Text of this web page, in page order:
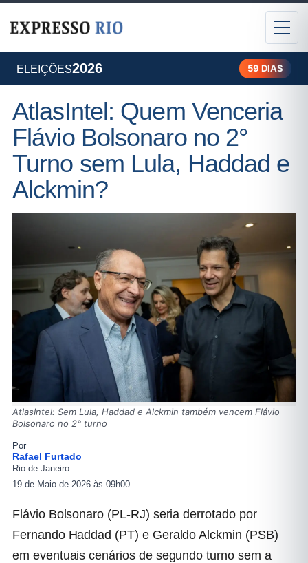
ELEIÇÕES2026 59 DIAS
AtlasIntel: Quem Venceria
Flávio Bolsonaro no 2°
Turno sem Lula, Haddad e
Alckmin?
AtlasIntel: Sem Lula, Haddad e Alckmin também vencem Flávio
Bolsonaro no 2° turno
Por
Rafael Furtado
Rio de Janeiro
19 de Maio de 2026 às 09h00
Flávio Bolsonaro (PL-RJ) seria derrotado por
Fernando Haddad (PT) e Geraldo Alckmin (PSB)
em eventuais cenários de segundo turno sem a